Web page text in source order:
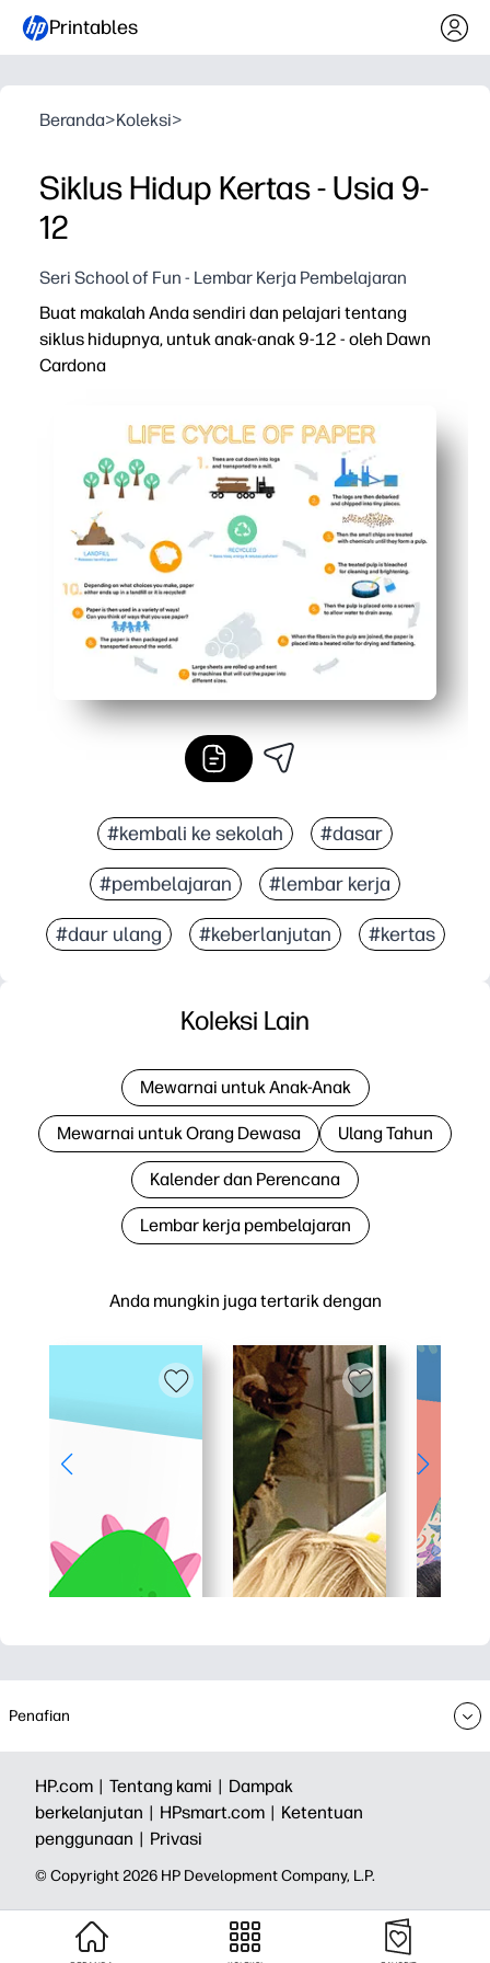
Printables
Beranda>Koleksi>
Siklus Hidup Kertas - Usia 9-
12
Seri School of Fun - Lembar Kerja Pembelajaran
Buat makalah Anda sendiri dan pelajari tentang
siklus hidupnya, untuk anak-anak 9-12 - oleh Dawn
Cardona
#kembali ke sekolah #dasar
#pembelajaran #lembar kerja
#daur ulang #keberlanjutan #kertas
Anda mungkin juga tertarik dengan
Koleksi Lain
Mewarnai untuk Anak-Anak
Mewarnai untuk Orang Dewasa Ulang Tahun
Kalender dan Perencana
Lembar kerja pembelajaran
Penafian
HP.com | Tentang kami | Dampak
berkelanjutan | HPsmart.com | Ketentuan
penggunaan | Privasi
© Copyright 2026 HP Development Company, L.P.